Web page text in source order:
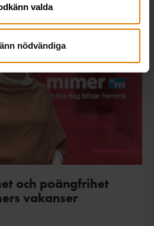
valda
nödvändiga
och poängfrihet
vakanser